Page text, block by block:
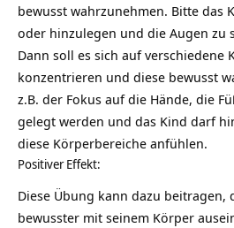
bewusst wahrzunehmen. Bitte das
oder hinzulegen und die Augen zu
Dann soll es sich auf verschiedene
konzentrieren und diese bewusst
z.B. der Fokus auf die Hände, die
gelegt werden und das Kind darf
diese Körperbereiche anfühlen.
Positiver Effekt:
Diese Übung kann dazu beitragen,
bewusster mit seinem Körper